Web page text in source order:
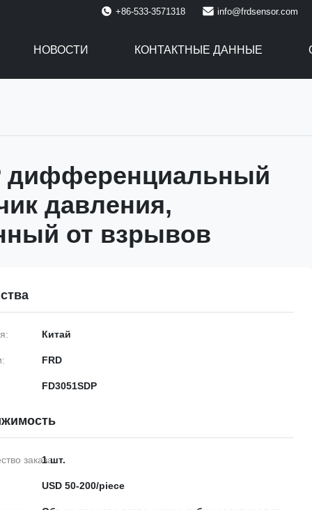
+86-533-3571318 info@frdsensor.com
НОВОСТИ КОНТАКТНЫЕ ДАННЫЕ
дифференциальный
давления,
от взрывов
Китай
FRD
FD3051SDP
заказа:
1 шт.
USD 50-200/piece